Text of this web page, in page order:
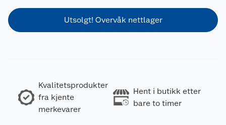
Utsolgt! Overvåk nettlager
Kvalitetsprodukter
fra kjente
merkevarer
Hent i butikk etter
bare to timer